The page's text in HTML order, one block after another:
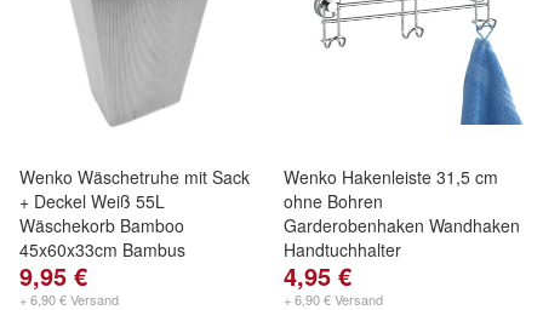
Wenko Wäschetruhe mit Sack
+ Deckel Weiß 55L
Wäschekorb Bamboo
45x60x33cm Bambus
9,95 €
+ 6,90 € Versand
Wenko Hakenleiste 31,5 cm
ohne Bohren
Garderobenhaken Wandhaken
Handtuchhalter
4,95 €
+ 6,90 € Versand